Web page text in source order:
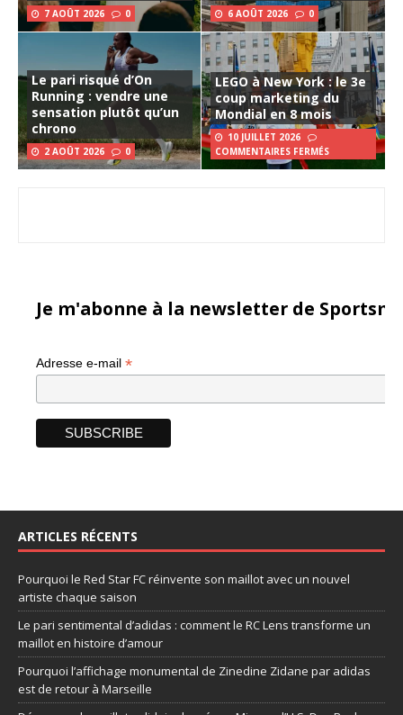
7 AOÛT 2026 0 6 AOÛT 2026 0
Le pari risqué d’On
Running : vendre une
sensation plutôt qu’un
chrono
2 AOÛT 2026 0
LEGO à New York : le 3e
coup marketing du
Mondial en 8 mois
10 JUILLET 2026
COMMENTAIRES FERMÉS
Je m'abonne à la newsletter de
Adresse e-mail *
ARTICLES RÉCENTS
Pourquoi le Red Star FC réinvente son maillot avec un nouvel
artiste chaque saison
Le pari sentimental d’adidas : comment le RC Lens transforme un
maillot en histoire d’amour
Pourquoi l’affichage monumental de Zinedine Zidane par adidas
est de retour à Marseille